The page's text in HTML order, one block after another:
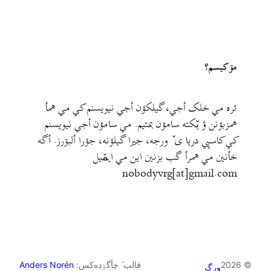
مۊ کيسم؟
ئره مي خلک أجي، گيلکؤن أجي نيويسنم کي مي همأ
همزبؤنن ؤ يٚکته سامؤن بمتيم. مي سامؤن أجي نيويسنم
کي کاسپي دريا ی ٚ ورجه، جيرا گيلؤنه، جؤرا ألبۊرز. أگه
خأنين مي همرأ گب بزنين اين مي ايمٚیل‌ ‌
nobodyvrg[at]gmail.com
© 2026 ورگ قالب ٚ چأگۊده‌کس: Anders Norén